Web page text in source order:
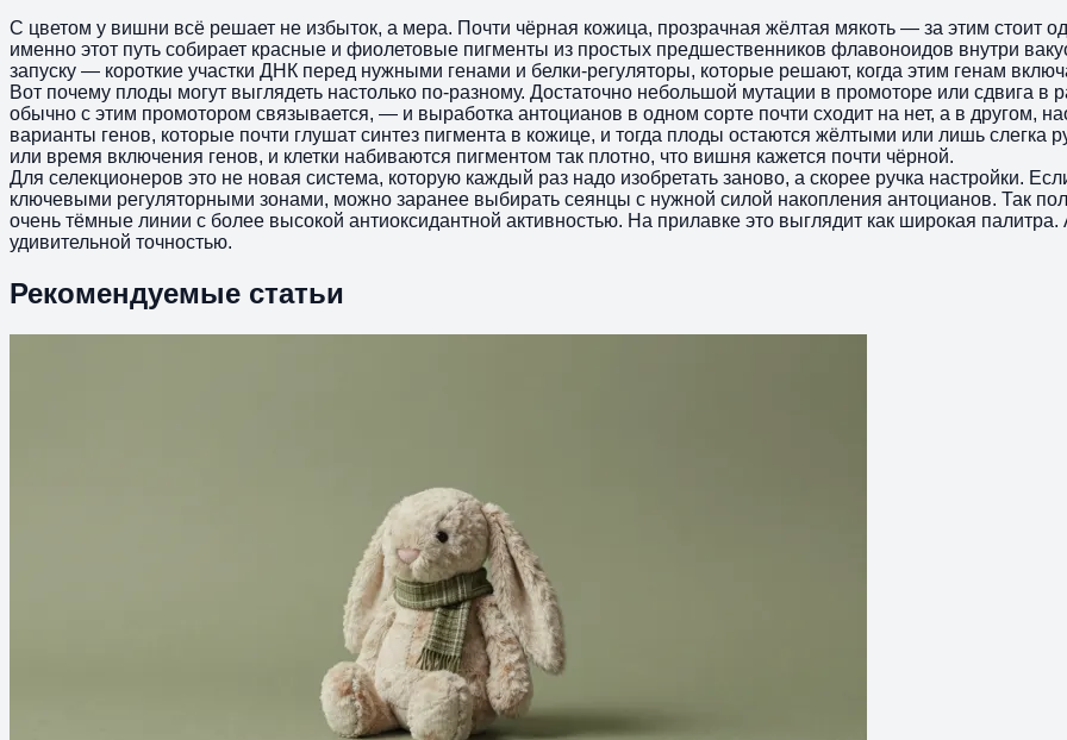
С цветом у вишни всё решает не избыток, а мера. Почти чёрная кожица, прозрачная жёлтая мякоть — за этим стоит
именно этот путь собирает красные и фиолетовые пигменты из простых предшественников флавоноидов внутри
запуску — короткие участки ДНК перед нужными генами и белки-регуляторы, которые решают, когда этим генам
Вот почему плоды могут выглядеть настолько по-разному. Достаточно небольшой мутации в промоторе или сдвига в
обычно с этим промотором связывается, — и выработка антоцианов в одном сорте почти сходит на нет, а в другом,
варианты генов, которые почти глушат синтез пигмента в кожице, и тогда плоды остаются жёлтыми или лишь слегка
или время включения генов, и клетки набиваются пигментом так плотно, что вишня кажется почти чёрной.
Для селекционеров это не новая система, которую каждый раз надо изобретать заново, а скорее ручка настройки.
ключевыми регуляторными зонами, можно заранее выбирать сеянцы с нужной силой накопления антоцианов. Так
очень тёмные линии с более высокой антиоксидантной активностью. На прилавке это выглядит как широкая
удивительной точностью.
Рекомендуемые статьи